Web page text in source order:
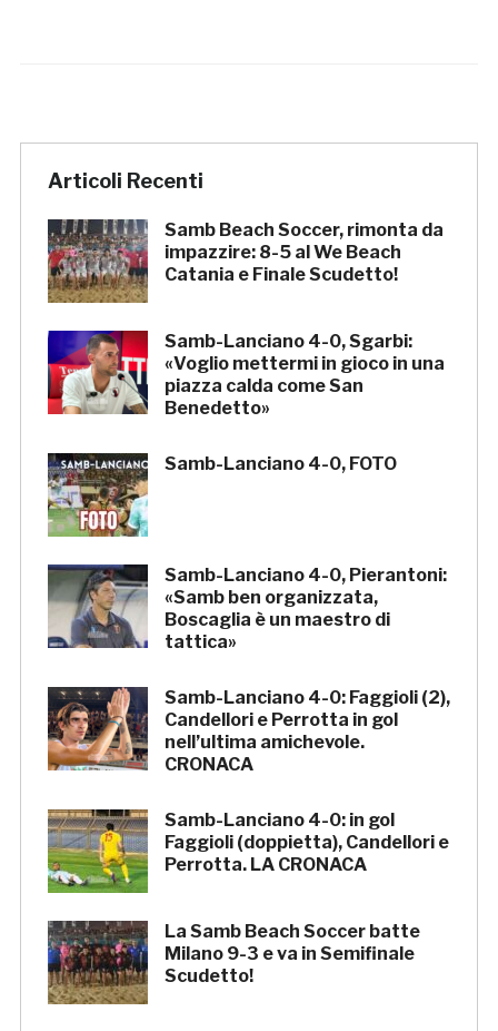
Articoli Recenti
Samb Beach Soccer, rimonta da
impazzire: 8-5 al We Beach
Catania e Finale Scudetto!
Samb-Lanciano 4-0, Sgarbi:
«Voglio mettermi in gioco in una
piazza calda come San
Benedetto»
Samb-Lanciano 4-0, FOTO
Samb-Lanciano 4-0, Pierantoni:
«Samb ben organizzata,
Boscaglia è un maestro di
tattica»
Samb-Lanciano 4-0: Faggioli (2),
Candellori e Perrotta in gol
nell’ultima amichevole.
CRONACA
Samb-Lanciano 4-0: in gol
Faggioli (doppietta), Candellori e
Perrotta. LA CRONACA
La Samb Beach Soccer batte
Milano 9-3 e va in Semifinale
Scudetto!